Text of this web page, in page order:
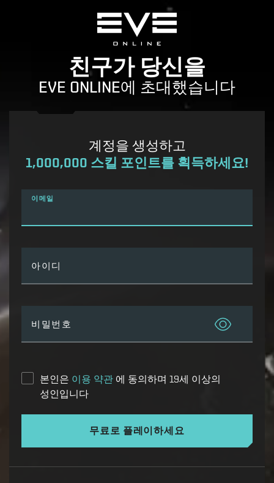
친구가 당신을
EVE ONLINE에 초대했습니다
계정을 생성하고
1,000,000 스킬 포인트를 획득하세요!
이메일
아이디
비밀번호
본인은 이용 약관 에 동의하며 19세 이상의
성인입니다
무료로 플레이하세요